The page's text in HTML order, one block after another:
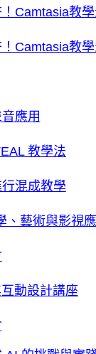
Camtasia教
Camtasia教
應用
教學法
混成教學
、藝術與影視
動設計講座